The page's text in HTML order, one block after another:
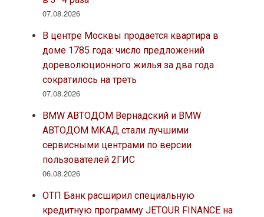
07.08.2026
В центре Москвы продается квартира в
доме 1785 года: число предложений
дореволюционного жилья за два года
сократилось на треть
07.08.2026
BMW АВТОДОМ Вернадский и BMW
АВТОДОМ МКАД стали лучшими
сервисными центрами по версии
пользователей 2ГИС
06.08.2026
ОТП Банк расширил специальную
кредитную программу JETOUR FINANCE на